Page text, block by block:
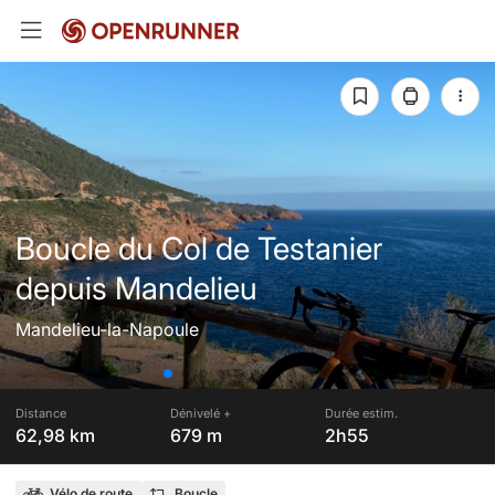
Boucle du Col de Testanier
depuis Mandelieu
Mandelieu-la-Napoule
Distance
62,98 km
Dénivelé +
679 m
Durée estim.
2h55